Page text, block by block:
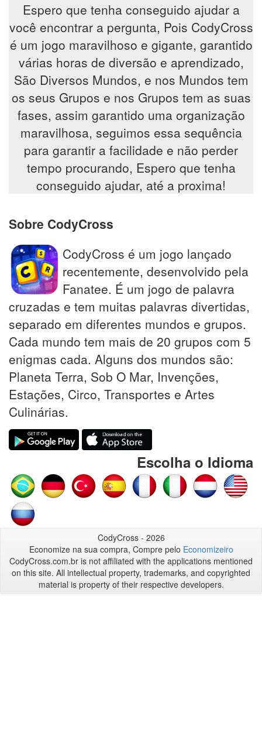
Espero que tenha conseguido ajudar a
você encontrar a pergunta, Pois CodyCross
é um jogo maravilhoso e gigante, garantido
várias horas de diversão e aprendizado,
São Diversos Mundos, e nos Mundos tem
os seus Grupos e nos Grupos tem as suas
fases, assim garantido uma organização
maravilhosa, seguimos essa sequência
para garantir a facilidade e não perder
tempo procurando, Espero que tenha
conseguido ajudar, até a proxima!
Sobre CodyCross
CodyCross é um jogo lançado
recentemente, desenvolvido pela
Fanatee. É um jogo de palavra
cruzadas e tem muitas palavras divertidas,
separado em diferentes mundos e grupos.
Cada mundo tem mais de 20 grupos com 5
enigmas cada. Alguns dos mundos são:
Planeta Terra, Sob O Mar, Invenções,
Estações, Circo, Transportes e Artes
Culinárias.
Escolha o Idioma
CodyCross - 2026
Economize na sua compra, Compre pelo Economizeiro
CodyCross.com.br is not affiliated with the applications mentioned
on this site. All intellectual property, trademarks, and copyrighted
material is property of their respective developers.